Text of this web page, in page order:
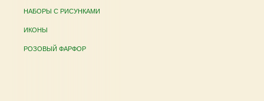
НАБОРЫ С РИСУНКАМИ
ИКОНЫ
РОЗОВЫЙ ФАРФОР